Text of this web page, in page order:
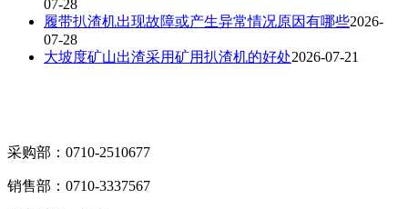
07-28
履带扒渣机出现故障或产生异常情况原因有哪些2026-
07-28
大坡度矿山出渣采用矿用扒渣机的好处2026-07-21
采购部：0710-2510677
销售部：0710-3337567